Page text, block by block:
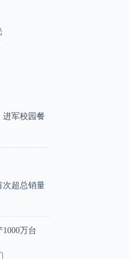
进军校园餐
次超总销量
万台